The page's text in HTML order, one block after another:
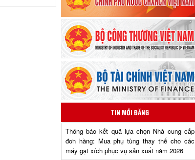
TIN MỚI ĐĂNG
Thông báo kết quả lựa chọn Nhà cung cấp
đơn hàng: Mua phụ tùng thay thế cho các
máy gạt xích phục vụ sản xuất năm 2026